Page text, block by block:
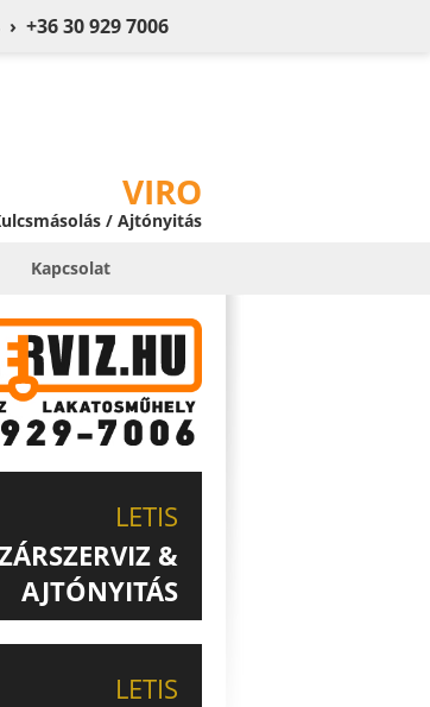
› +36 30 929 7006
VIRO
/ Ajtónyitás
Kapcsolat
LETIS
&
AJTÓNYITÁS
MEG EGYEDÜLÁLLÓ
SZOLGÁLTATÁSUNKAT!
LETIS